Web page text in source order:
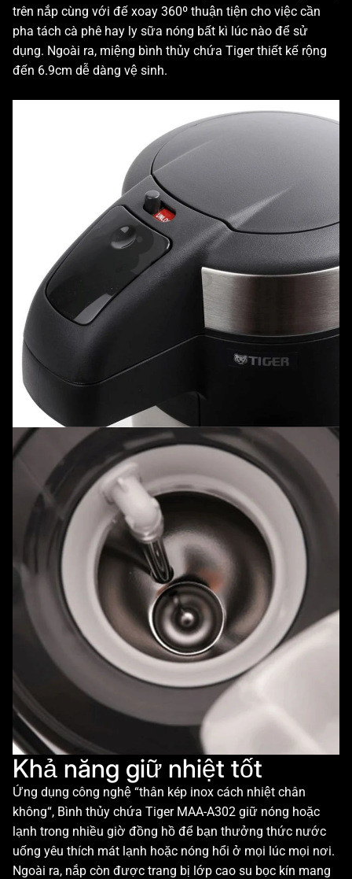
trên nắp cùng với đế xoay 360º thuận tiện cho việc cần
pha tách cà phê hay ly sữa nóng bất kì lúc nào để sử
dụng. Ngoài ra, miệng bình thủy chứa Tiger thiết kế rộng
đến 6.9cm dễ dàng vệ sinh.
Khả năng giữ nhiệt tốt
Ứng dụng công nghệ “thân kép inox cách nhiệt chân
không“, Bình thủy chứa Tiger MAA-A302 giữ nóng hoặc
lạnh trong nhiều giờ đồng hồ để bạn thưởng thức nước
uống yêu thích mát lạnh hoặc nóng hổi ở mọi lúc mọi nơi.
Ngoài ra, nắp còn được trang bị lớp cao su bọc kín mang